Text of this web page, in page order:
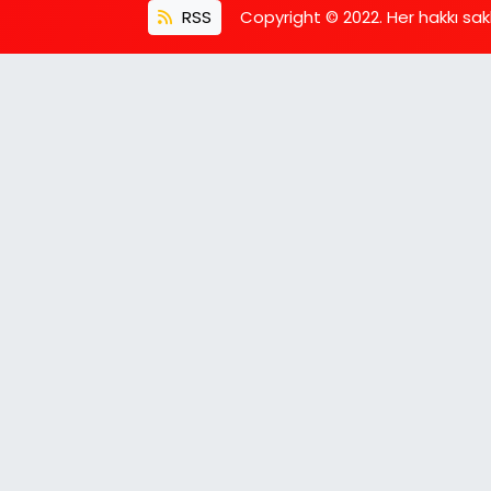
RSS Copyright © 2022. Her hakkı